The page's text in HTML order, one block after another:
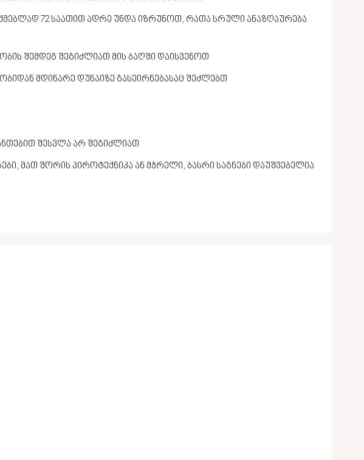
72 საათით ადრე უნდა იზრუნოთ, რათა სრული ანაზღაურება
შემდეგ შეგიძლიათ მის ბაღში დაისვენოთ
მდინარე დუნაიზე გასეირნებასაც შეძლებთ
შესვლა არ შეგიძლიათ
მათ შორის პიროტექნიკა ან მჭრელი, ბასრი საგნები დაუშვებელია